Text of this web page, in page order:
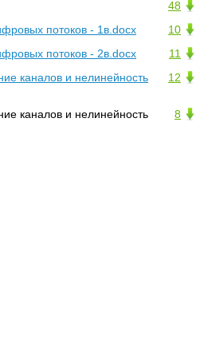
48
10
потоков - 1в.docx
11
потоков - 2в.docx
12
каналов и нелинейность
8
каналов и нелинейность